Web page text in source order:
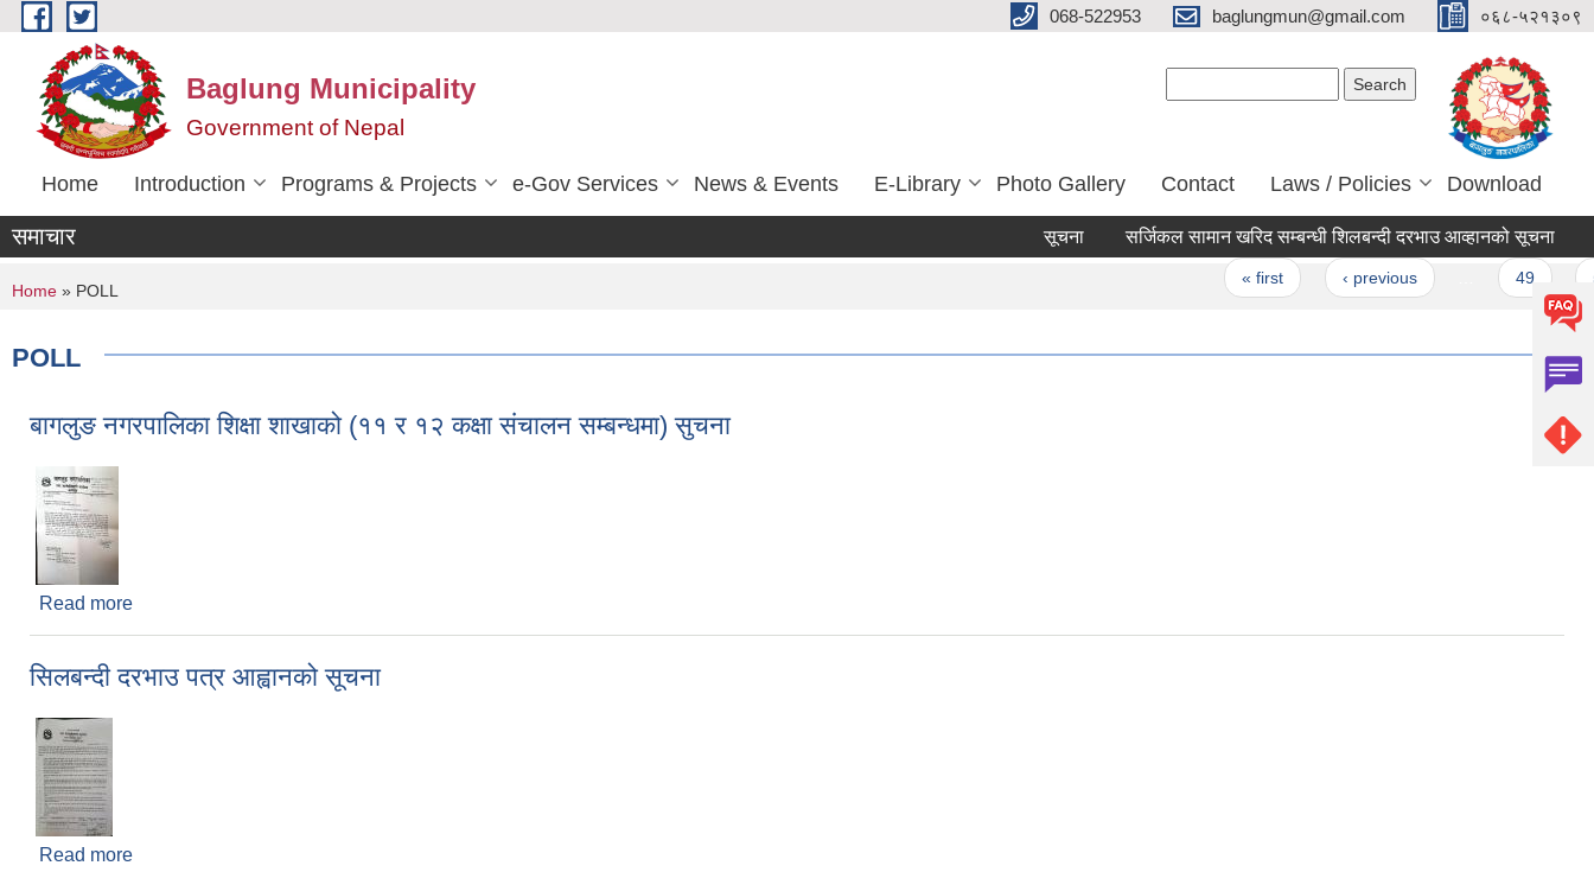
Skip to main content 068-522953 baglungmun@gmail.com ०६८-५२१३०९
Baglung Municipality
Government of Nepal
Home Introduction Programs & Projects e-Gov Services News & Events E-Library Photo Gallery Contact Laws / Policies Download
समाचार सर्जिकल सामान खरिद सम्बन्धी शिलबन्दी दरभाउ आव्हानको सूचना
‹ previous …
You are here
Home » POLL
POLL
बागलुङ नगरपालिका शिक्षा शाखाको (११ र १२ कक्षा संचालन सम्बन्धमा) सुचना
Read more
सिलबन्दी दरभाउ पत्र आह्वानको सूचना
Read more